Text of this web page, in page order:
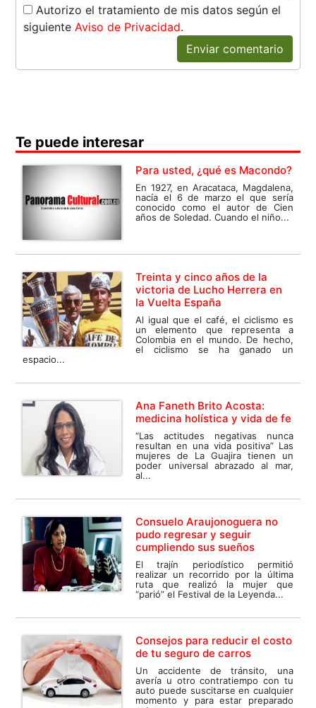
Autorizo el tratamiento de mis datos según el
siguienteAviso de Privacidad.
Enviar comentario
Te puede interesar
Para usted, ¿qué es Macondo?
En 1927, en Aracataca, Magdalena,
nacía el 6 de marzo el que sería
conocido como el autor de Cien
años de Soledad. Cuando el niño...
Treinta y cinco años de la
victoria de Lucho Herrera en
la Vuelta España
Al igual que el café, el ciclismo es
un elemento que representa a
Colombia en el mundo. De hecho,
el ciclismo se ha ganado un
espacio...
Ana Faneth Brito Acosta:
medicina holística y vida de fe
“Las actitudes negativas nunca
resultan en una vida positiva” Las
mujeres de La Guajira tienen un
poder universal abrazado al mar,
al...
Consuelo Araujonoguera no
pudo regresar y seguir
cumpliendo sus sueños
El trajín periodístico permitió
realizar un recorrido por la última
ruta que realizó la mujer que
“parió” el Festival de la Leyenda...
Consejos para reducir el costo
de tu seguro de carros
Un accidente de tránsito, una
avería u otro contratiempo con tu
auto puede suscitarse en cualquier
momento y para estar preparado